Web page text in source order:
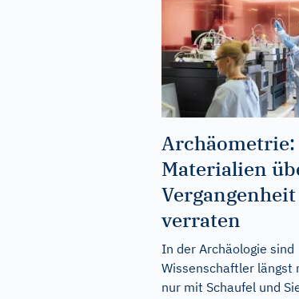
Archäometrie:
Materialien
Vergangenheit
verraten
In der Archäologie sind
Wissenschaftler längst
nur mit Schaufel und